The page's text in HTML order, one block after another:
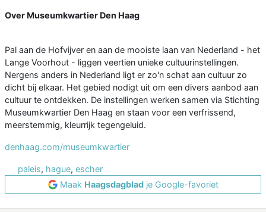
Over Museumkwartier Den Haag
Pal aan de Hofvijver en aan de mooiste laan van Nederland - het
Lange Voorhout - liggen veertien unieke cultuurinstellingen.
Nergens anders in Nederland ligt er zo'n schat aan cultuur zo
dicht bij elkaar. Het gebied nodigt uit om een divers aanbod aan
cultuur te ontdekken. De instellingen werken samen via Stichting
Museumkwartier Den Haag en staan voor een verfrissend,
meerstemmig, kleurrijk tegengeluid.
denhaag.com/museumkwartier
paleis, hague, escher
Maak Haagsdagbladje Google-favoriet